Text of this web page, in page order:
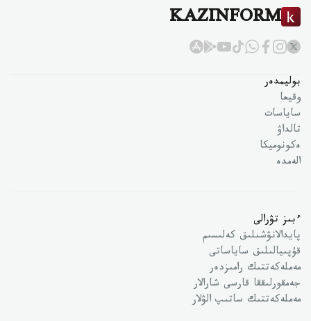
KAZINFORM
بوليمدەر
وقيعا
ساياسات
تالداۋ
ەكونوميكا
الەمدە
ءبىز تۋرالى
پايدالانۋشىلىق كەلىسىم
قۇپىيالىلىق ساياساتى
مەملەكەتتىك رامىزدەر
جەمقورلىققا قارسى شارالار
مەملەكەتتىك ساتىپ الۋلار